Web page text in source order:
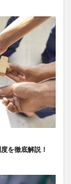
を徹底解説！